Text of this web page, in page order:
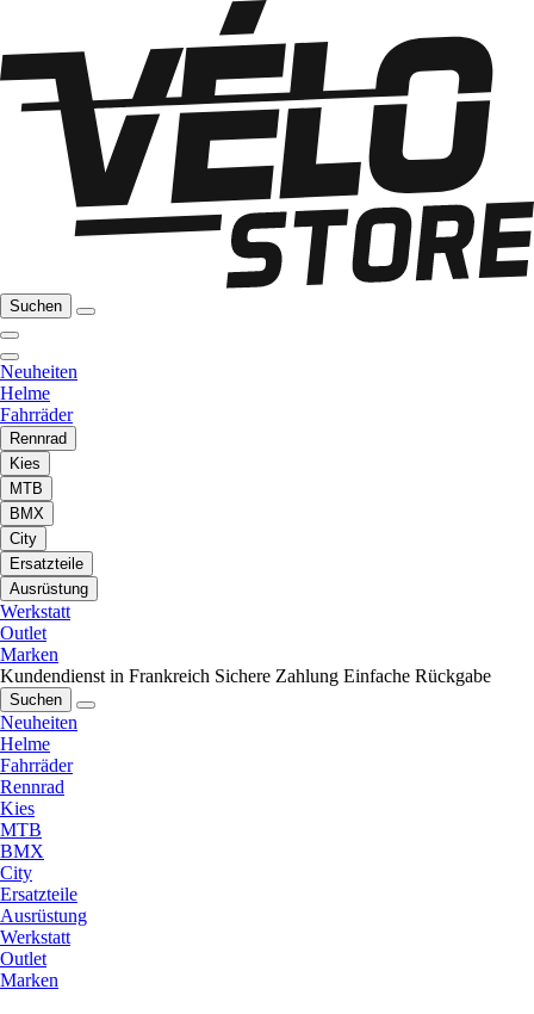
Suchen
Neuheiten
Helme
Fahrräder
Rennrad
Kies
MTB
BMX
City
Ersatzteile
Ausrüstung
Werkstatt
Outlet
Marken
Kundendienst in Frankreich Sichere Zahlung Einfache Rückgabe
Suchen
Neuheiten
Helme
Fahrräder
Rennrad
Kies
MTB
BMX
City
Ersatzteile
Ausrüstung
Werkstatt
Outlet
Marken